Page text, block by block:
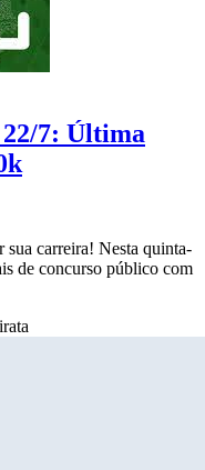
7: Última
carreira! Nesta quinta-
de concurso público com